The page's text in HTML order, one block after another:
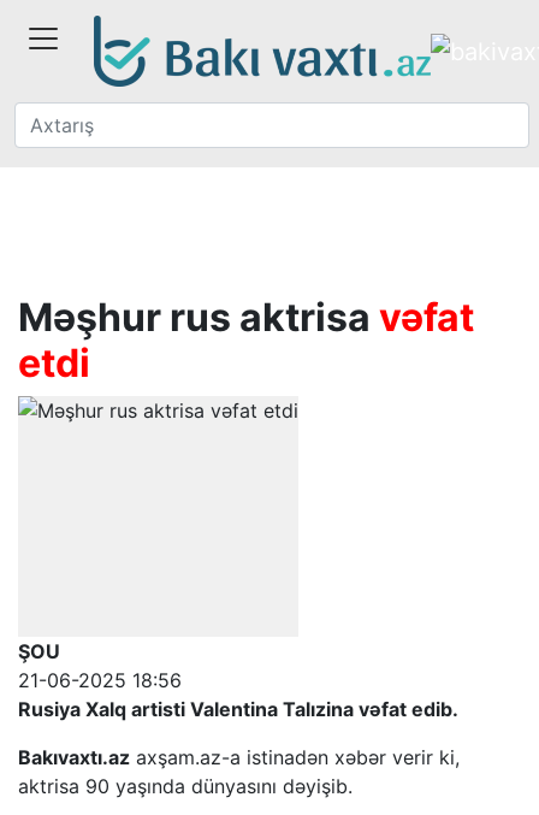
Məşhur rus aktrisa vəfat
etdi
ŞOU
21-06-2025 18:56
Rusiya Xalq artisti Valentina Talızina vəfat edib.
Bakıvaxtı.az axşam.az-a istinadən xəbər verir ki,
aktrisa 90 yaşında dünyasını dəyişib.